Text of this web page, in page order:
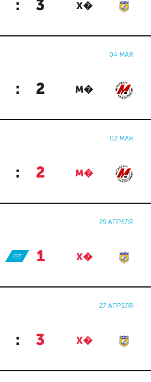
: 3 Х�
04 МАЯ
: 2 М�
02 МАЯ
: 2 М�
29 АПРЕЛЯ
: 1 Х�
ОТ
27 АПРЕЛЯ
: 3 Х�